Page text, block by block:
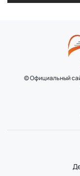
© Официальный